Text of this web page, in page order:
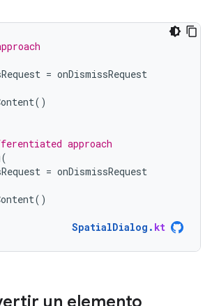
= onDismissRequest
()
approach
(
= onDismissRequest
()
SpatialDialog . kt
un elemento